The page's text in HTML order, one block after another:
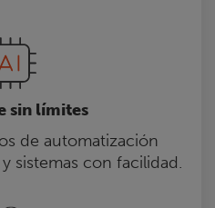
sin límites
de automatización
sistemas con facilidad.